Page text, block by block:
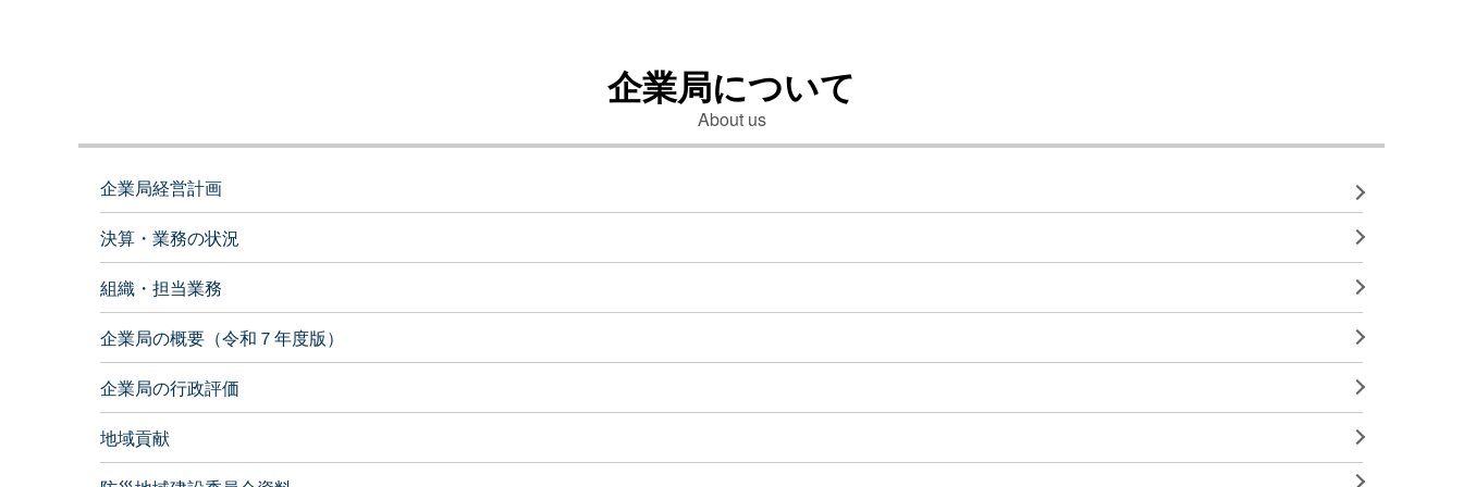
企業局について
About us
企業局経営計画
決算・業務の状況
組織・担当業務
企業局の概要（令和７年度版）
企業局の行政評価
地域貢献